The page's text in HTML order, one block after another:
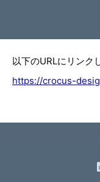
以下のURLにリンク
https://crocus-